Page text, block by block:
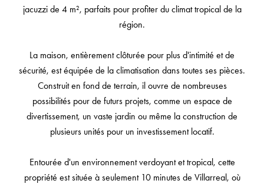
jacuzzi de 4 m², parfaits pour profiter du climat tropical de la
région.
La maison, entièrement clôturée pour plus d'intimité et de
sécurité, est équipée de la climatisation dans toutes ses pièces.
Construit en fond de terrain, il ouvre de nombreuses
possibilités pour de futurs projets, comme un espace de
divertissement, un vaste jardin ou même la construction de
plusieurs unités pour un investissement locatif.
Entourée d'un environnement verdoyant et tropical, cette
propriété est située à seulement 10 minutes de Villarreal, où